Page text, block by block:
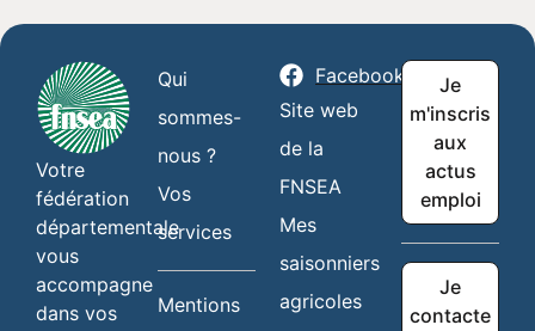
Votre
fédération
départementale
vous
accompagne
dans vos
Qui
sommes-
nous ?
Vos
services
Mentions
Facebook
Site web
de la
FNSEA
Mes
saisonniers
agricoles
Je
m'inscris
aux
actus
emploi
Je
contacte